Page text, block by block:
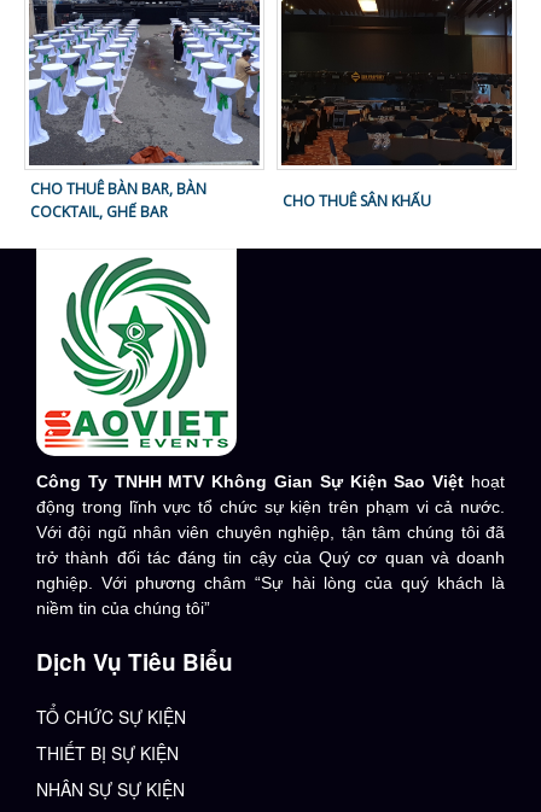
CHO THUÊ BÀN BAR, BÀN
COCKTAIL, GHẾ BAR
CHO THUÊ SÂN KHẤU
Công Ty TNHH MTV Không Gian Sự Kiện Sao Việt hoạt
động trong lĩnh vực tổ chức sự kiện trên phạm vi cả nước.
Với đội ngũ nhân viên chuyên nghiệp, tận tâm chúng tôi đã
trở thành đối tác đáng tin cậy của Quý cơ quan và doanh
nghiệp. Với phương châm “Sự hài lòng của quý khách là
niềm tin của chúng tôi”
Dịch Vụ Tiêu Biểu
TỔ CHỨC SỰ KIỆN
THIẾT BỊ SỰ KIỆN
NHÂN SỰ SỰ KIỆN